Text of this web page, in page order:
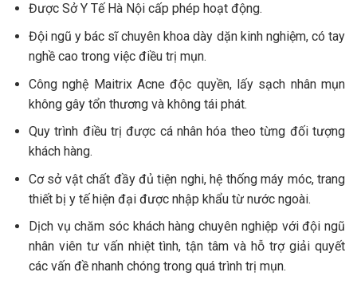
Được Sở Y Tế Hà Nội cấp phép hoạt động.
Đội ngũ y bác sĩ chuyên khoa dày dặn kinh nghiệm, có tay
nghề cao trong việc điều trị mụn.
Công nghệ Maitrix Acne độc quyền, lấy sạch nhân mụn
không gây tổn thương và không tái phát.
Quy trình điều trị được cá nhân hóa theo từng đối tượng
khách hàng.
Cơ sở vật chất đầy đủ tiện nghi, hệ thống máy móc, trang
thiết bị y tế hiện đại được nhập khẩu từ nước ngoài.
Dịch vụ chăm sóc khách hàng chuyên nghiệp với đội ngũ
nhân viên tư vấn nhiệt tình, tận tâm và hỗ trợ giải quyết
các vấn đề nhanh chóng trong quá trình trị mụn.